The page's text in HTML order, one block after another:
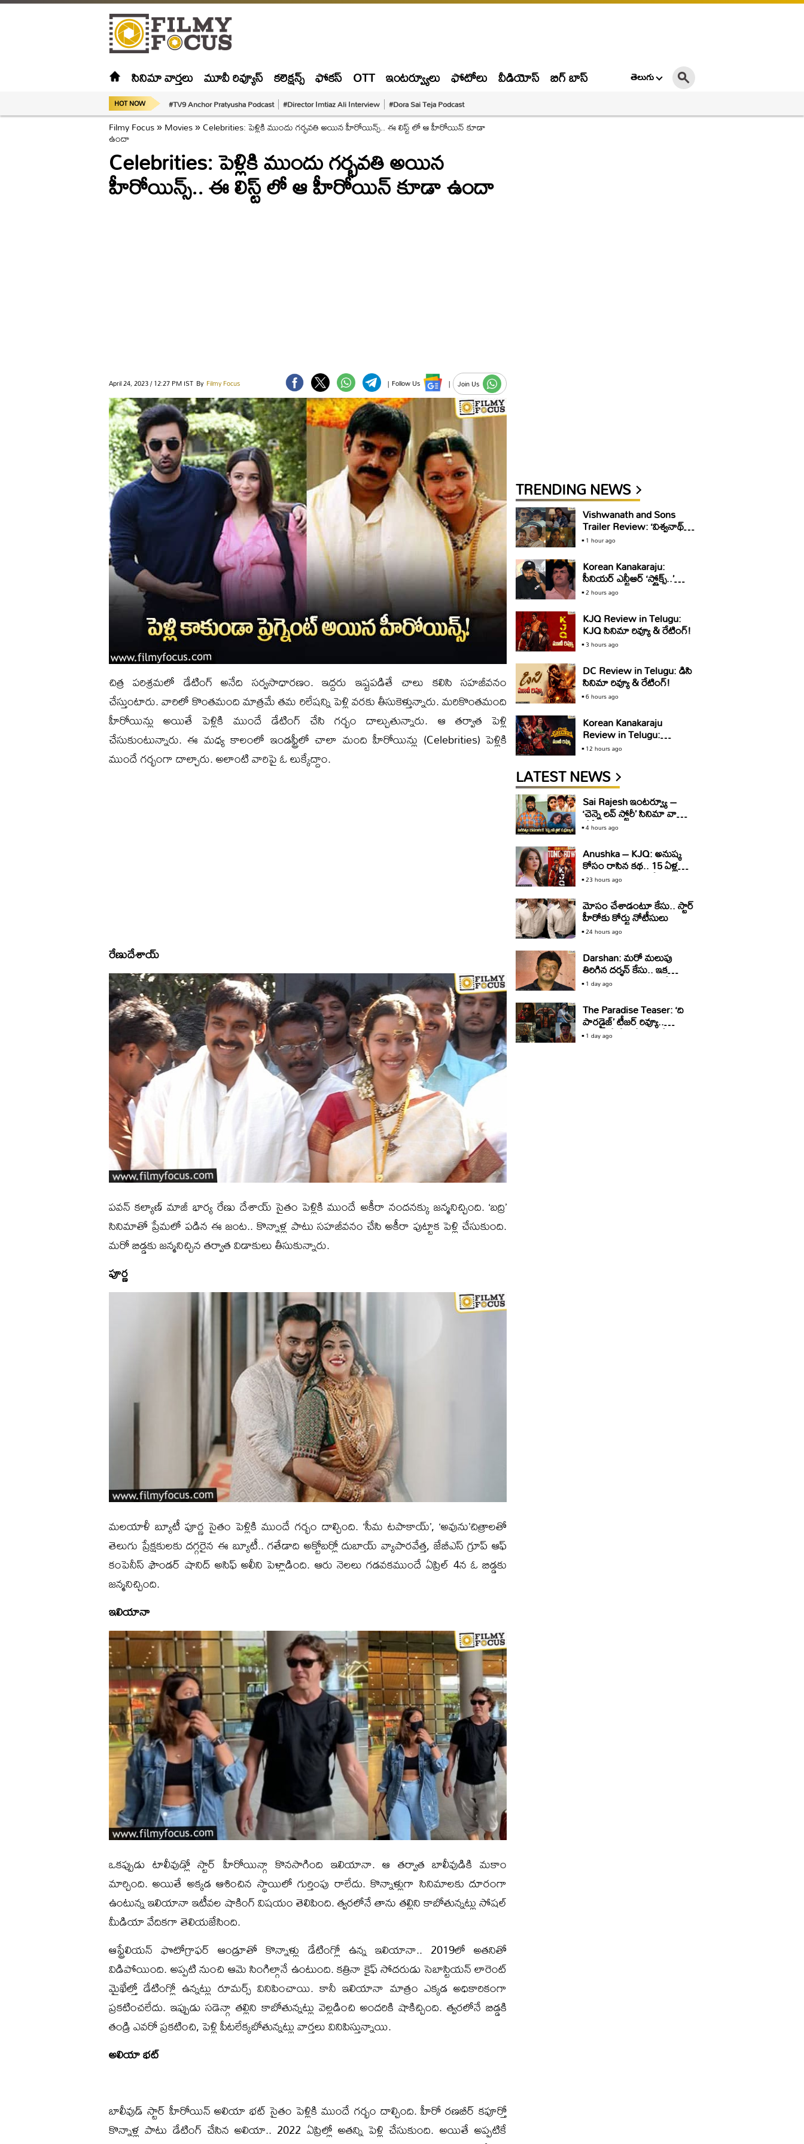
సినిమా వార్తలు మూవీ రివ్యూస్ కలెక్షన్స్ ఫోకస్ OTT ఇంటర్వ్యూలు ఫోటోలు వీడియోస్ బిగ్ బాస్ తెలుగు
HOT NOW #TV9 Anchor Pratyusha Podcast #Director Imtiaz Ali Interview #Dora Sai Teja Podcast
Filmy Focus»Movies»Celebrities: పెళ్లికి ముందు గర్భవతి అయిన హీరోయిన్స్.. ఈ లిస్ట్ లో ఆ హీరోయిన్ కూడా
ఉందా
Celebrities: పెళ్లికి ముందు గర్భవతి అయిన
హీరోయిన్స్.. ఈ లిస్ట్ లో ఆ హీరోయిన్ కూడా ఉందా
April 24, 2023 / 12:27 PM IST By Filmy Focus | Follow Us | Join Us
చిత్ర పరిశ్రమలో డేటింగ్ అనేది సర్వసాధారణం. ఇద్దరు ఇష్టపడితే చాలు కలిసి సహజీవనం
చేస్తుంటారు. వారిలో కొంతమంది మాత్రమే తమ రిలేషన్ని పెళ్లి వరకు తీసుకెళ్తున్నారు. మరికొంతమంది
హీరోయిన్లు అయితే పెళ్లికి ముందే డేటింగ్ చేసి గర్భం దాల్చుతున్నారు. ఆ తర్వాత పెళ్లి
చేసుకుంటున్నారు. ఈ మధ్య కాలంలో ఇండస్ట్రీలో చాలా మంది హీరోయిన్లు (Celebrities) పెళ్లికి
ముందే గర్భంగా దాల్చారు. అలాంటి వారిపై ఓ లుక్కేద్దాం.
రేణుదేశాయ్
పవన్ కల్యాణ్ మాజీ భార్య రేణు దేశాయ్ సైతం పెళ్లికి ముందే అకీరా నందనక్కు జన్మనిచ్చింది. ‘బద్రి’
సినిమాతో ప్రేమలో పడిన ఈ జంట.. కొన్నాళ్ల పాటు సహజీవనం చేసి అకీరా పుట్టాక పెళ్లి చేసుకుంది.
మరో బిడ్డకు జన్మనిచ్చిన తర్వాత విడాకులు తీసుకున్నారు.
పూర్ణ
మలయాళీ బ్యూటీ పూర్ణ సైతం పెళ్లికి ముందే గర్భం దాల్చింది. ‘సీమ టపాకాయ్’, ‘అవును’చిత్రాలతో
తెలుగు ప్రేక్షకులకు దగ్గరైన ఈ బ్యూటీ.. గతేడాది అక్టోబర్లో దుబాయ్ వ్యాపారవేత్త, జేబీఎస్ గ్రూప్ ఆఫ్
కంపెనీస్ ఫౌండర్ షానిద్ అసిఫ్ అలీని పెళ్లాడింది. ఆరు నెలలు గడవకముందే ఏప్రిల్ 4న ఓ బిడ్డకు
జన్మనిచ్చింది.
ఇలియానా
ఒకప్పుడు టాలీవుడ్లో స్టార్ హీరోయిన్గా కొనసాగింది ఇలియానా. ఆ తర్వాత బాలీవుడికి మకాం
మార్చింది. అయితే అక్కడ ఆశించిన స్థాయిలో గుర్తింపు రాలేదు. కొన్నాళ్లుగా సినిమాలకు దూరంగా
ఉంటున్న ఇలియానా ఇటీవల షాకింగ్ విషయం తెలిపింది. త్వరలోనే తాను తల్లిని కాబోతున్నట్లు సోషల్
మీడియా వేదికగా తెలియజేసింది.
ఆస్ట్రేలియన్ ఫొటోగ్రాఫర్ ఆండ్రూతో కొన్నాళ్లు డేటింగ్లో ఉన్న ఇలియానా.. 2019లో అతనితో
విడిపోయింది. అప్పటి నుంచి ఆమె సింగిల్గానే ఉంటుంది. కత్రినా కైఫ్ సోదరుడు సెబాస్టియన్ లారెంట్
మైఖేల్తో డేటింగ్లో ఉన్నట్లు రూమర్స్ వినిపించాయి. కానీ ఇలియానా మాత్రం ఎక్కడ అధికారికంగా
ప్రకటించలేదు. ఇప్పుడు సడెన్గా తల్లిని కాబోతున్నట్లు వెల్లడించి అందరికి షాకిచ్చింది. త్వరలోనే బిడ్డకి
తండ్రి ఎవరో ప్రకటించి, పెళ్లి పీటలేక్కబోతున్నట్లు వార్తలు వినిపిస్తున్నాయి.
అలియా భట్
బాలీవుడ్ స్టార్ హీరోయిన్ అలియా భట్ సైతం పెళ్లికి ముందే గర్భం దాల్చింది. హీరో రణబీర్ కపూర్తో
కొన్నాళ్ల పాటు డేటింగ్ చేసిన అలియా.. 2022 ఏప్రిల్లో అతన్ని పెళ్లి చేసుకుంది. అయితే అప్పటికే
TRENDING NEWS
Vishwanath and Sons
Trailer Review: ‘విశ్వనాథ్
అండ్ సన్స్’ ట్రైలర్ రివ్యూ..
స్యూర్ షాట్ బ్లాక్ బస్టర్
1 hour ago
Korean Kanakaraju:
సీనియర్ ఎన్టీఆర్ ‘స్ట్రోక్స్..’
డైలాగ్ పై విమర్శలు.. ‘కొరియన్
కనకరాజు’ టీమ్ క్లారిటీ ఇది
2 hours ago
KJQ Review in Telugu:
KJQ సినిమా రివ్యూ & రేటింగ్!
3 hours ago
DC Review in Telugu: డిసి
సినిమా రివ్యూ & రేటింగ్!
6 hours ago
Korean Kanakaraju
Review in Telugu:
కొరియ‌న్ క‌న‌క‌రాజు సినిమా
రివ్యూ & రేటింగ్!
12 hours ago
LATEST NEWS
Sai Rajesh ఇంటర్వ్యూ –
‘చెన్నై లవ్ స్టోరీ’ సినిమా వాళ్ళు
చేస్తే ఇంకా మంచి ఓపెనింగ్
వచ్చేది.. కానీ: సాయి రాజేష్
4 hours ago
Anushka – KJQ: అనుష్క
కోసం రాసిన కథ.. 15 ఏళ్ల
తర్వాత సినిమాగా రిలీజ్‌..
23 hours ago
మోసం చేశాడంటూ కేసు.. స్టార్‌
హీరోకు కోర్టు నోటీసులు
24 hours ago
Darshan: మరో మలుపు
తిరిగిన దర్శన్‌ కేసు.. ఇక
బయటకు రావడం కష్టమేనా?
1 day ago
The Paradise Teaser: ‘ది
పారడైజ్’ టీజర్ రివ్యూ..
తగలబడే రేంజ్లో ఏమీ లేదు!
1 day ago